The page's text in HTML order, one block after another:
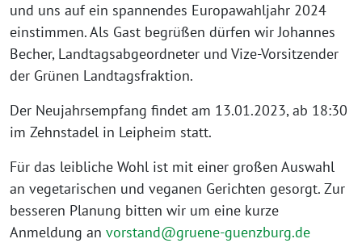
und uns auf ein spannendes Europawahljahr 2024
einstimmen. Als Gast begrüßen dürfen wir Johannes
Becher, Landtagsabgeordneter und Vize-Vorsitzender
der Grünen Landtagsfraktion.
Der Neujahrsempfang findet am 13.01.2023, ab 18:30
im Zehnstadel in Leipheim statt.
Für das leibliche Wohl ist mit einer großen Auswahl
an vegetarischen und veganen Gerichten gesorgt. Zur
besseren Planung bitten wir um eine kurze
Anmeldung an vorstand@gruene-guenzburg.de